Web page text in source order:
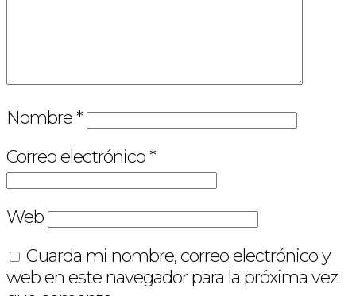
Nombre*
Correo electrónico*
Web
Guarda mi nombre, correo electrónico y
web en este navegador para la próxima vez